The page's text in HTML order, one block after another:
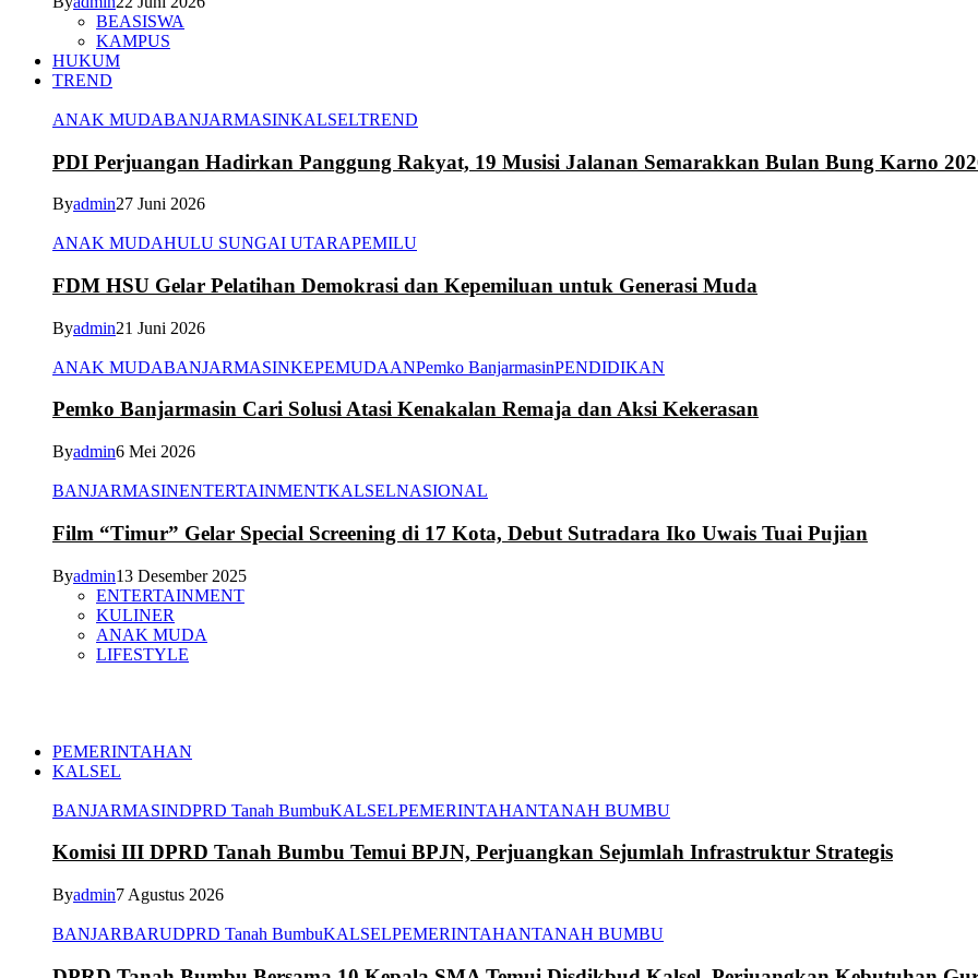
BEASISWA
KAMPUS
HUKUM
TREND
ANAK MUDABANJARMASINKALSELTREND
PDI Perjuangan Hadirkan Panggung Rakyat, 19 Musisi Jalanan Semarakkan Bulan Bung Karno
Byadmin27 Juni 2026
ANAK MUDAHULU SUNGAI UTARAPEMILU
FDM HSU Gelar Pelatihan Demokrasi dan Kepemiluan untuk Generasi Muda
Byadmin21 Juni 2026
ANAK MUDABANJARMASINKEPEMUDAANPemko BanjarmasinPENDIDIKAN
Pemko Banjarmasin Cari Solusi Atasi Kenakalan Remaja dan Aksi Kekerasan
Byadmin6 Mei 2026
BANJARMASINENTERTAINMENTKALSELNASIONAL
Film “Timur” Gelar Special Screening di 17 Kota, Debut Sutradara Iko Uwais Tuai Pujian
Byadmin13 Desember 2025
ENTERTAINMENT
KULINER
ANAK MUDA
LIFESTYLE
PEMERINTAHAN
KALSEL
BANJARMASINDPRD Tanah BumbuKALSELPEMERINTAHANTANAH BUMBU
Komisi III DPRD Tanah Bumbu Temui BPJN, Perjuangkan Sejumlah Infrastruktur Strategis
Byadmin7 Agustus 2026
BANJARBARUDPRD Tanah BumbuKALSELPEMERINTAHANTANAH BUMBU